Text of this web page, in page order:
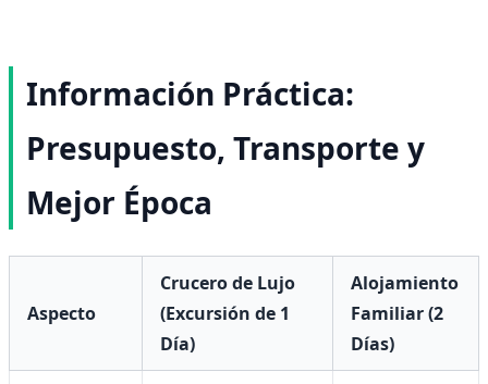
Información Práctica:
Presupuesto, Transporte y
Mejor Época
Aspecto
Crucero de Lujo
(Excursión de 1
Día)
Alojamiento
Familiar (2
Días)